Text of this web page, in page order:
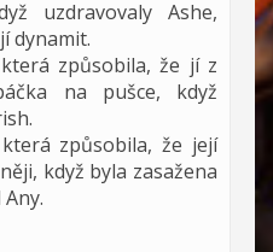
uzdravovaly Ashe,
dynamit.
způsobila, že jí z
na pušce, když
způsobila, že její
když byla zasažena